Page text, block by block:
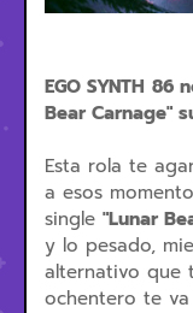
EGO SYNTH
Bear Carnage"
Esta rola te
a esos
single "Lunar
y lo pesado,
alternativo que
ochentero te